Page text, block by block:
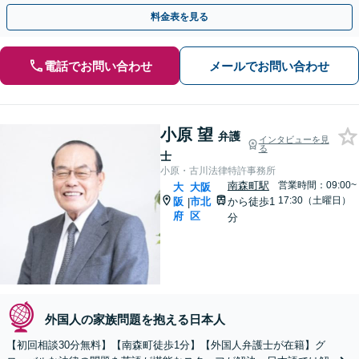
等もサポート！【顧問契約可】【休日・夜間面談は要予約】
料金表を見る
電話でお問い合わせ メールでお問い合わせ
小原 望 弁護
士
インタビューを見
る
小原・古川法律特許事務所
大
阪
府
|
大阪
市北
区
南森町駅
から徒歩1
分
営業時間：09:00~
17:30（土曜日）
外国人の家族問題を抱える日本人
【初回相談30分無料】【南森町徒歩1分】【外国人弁護士が在籍】グ